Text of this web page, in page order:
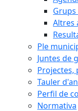
Altres
Ple
Juntes de
Projectes,
Tauler
Perfil de
Normativa